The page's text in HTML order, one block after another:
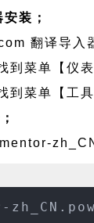
装；
翻译导入
到菜单【仪
到菜单【工